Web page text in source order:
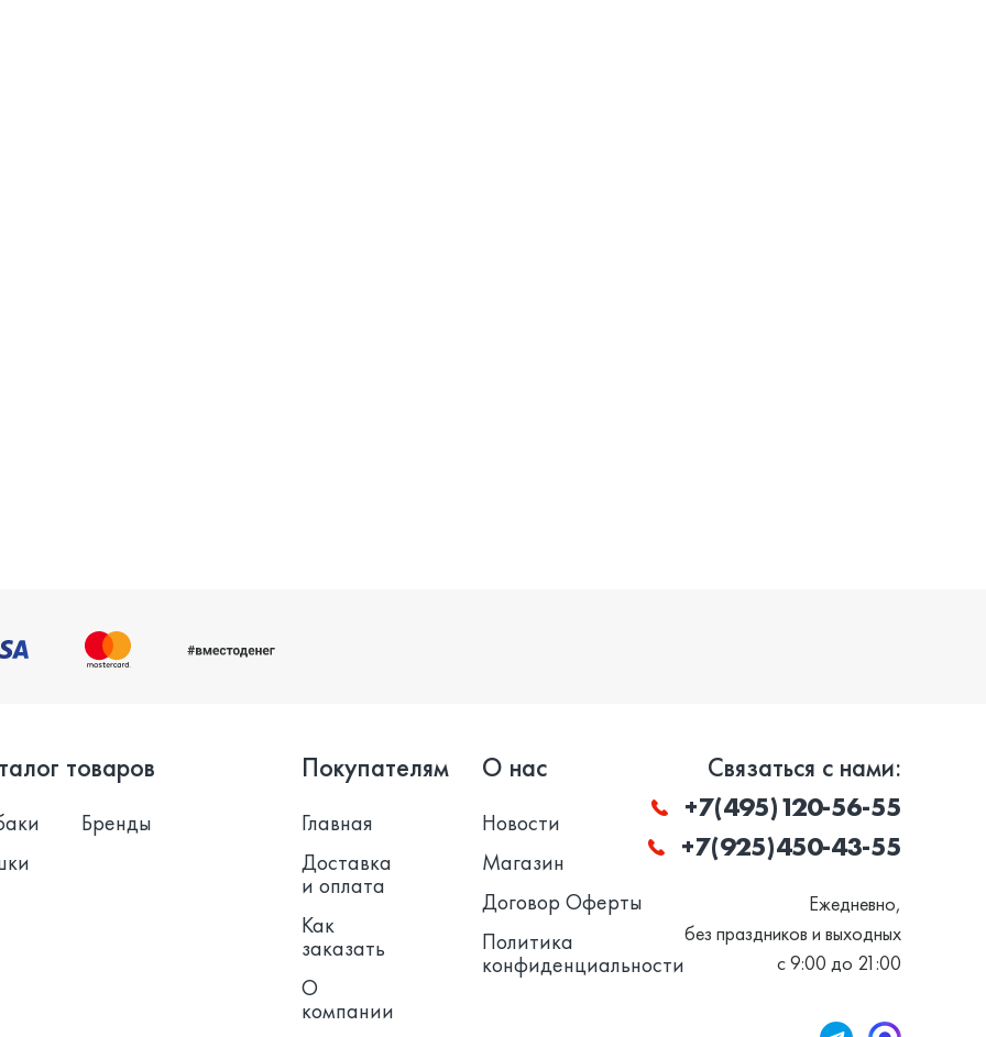
товаров
Бренды
Покупателям
Главная
Доставка
и оплата
Как
заказать
О
компании
О нас
Новости
Магазин
Договор Оферты
Политика
конфиденциальности
Связаться с нами:
+7(495)120-56-55
+7(925)450-43-55
Ежедневно,
без праздников и выходных
с 9:00 до 21:00